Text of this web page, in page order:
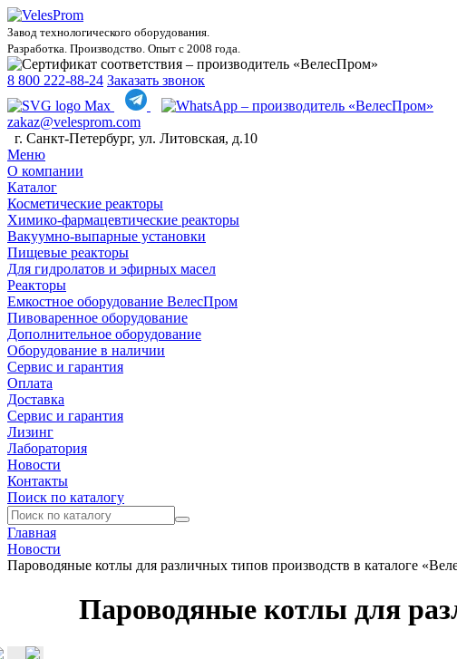
Завод технологического оборудования.
Разработка. Производство. Опыт с 2008 года.
8 800 222-88-24 Заказать звонок
zakaz@velesprom.com
г. Санкт-Петербург, ул. Литовская, д.10
Меню
О компании
Каталог
Косметические реакторы
Химико-фармацевтические реакторы
Вакуумно-выпарные установки
Пищевые реакторы
Для гидролатов и эфирных масел
Реакторы
Емкостное оборудование ВелесПром
Пивоваренное оборудование
Дополнительное оборудование
Оборудование в наличии
Сервис и гарантия
Оплата
Доставка
Сервис и гарантия
Лизинг
Лаборатория
Новости
Контакты
Поиск по каталогу
Главная
Новости
Пароводяные котлы для различных типов производств в каталоге
Пароводяные котлы для